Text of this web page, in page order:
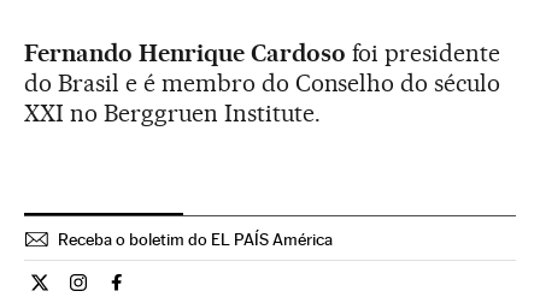
Fernando Henrique Cardoso foi presidente
do Brasil e é membro do Conselho do século
XXI no Berggruen Institute.
Receba o boletim do EL PAÍS América
Opiniao El País Brasil en Twitter
Opiniao El País Brasil en Instagram
Opiniao El País Brasil en Facebook